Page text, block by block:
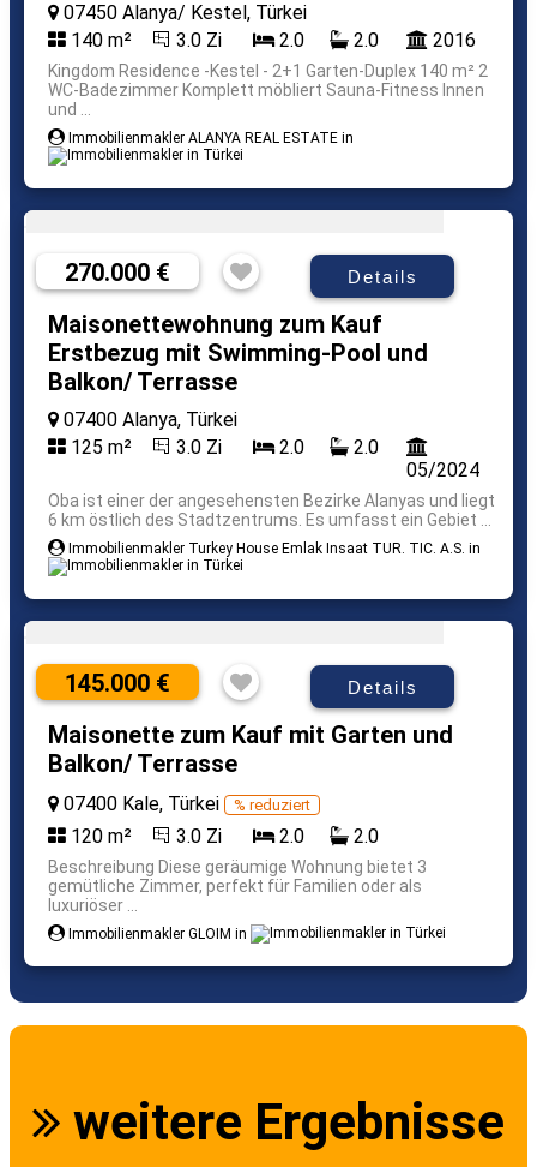
07450 Alanya/ Kestel, Türkei
140 m²
3.0 Zi 2.0 2.0 2016
Kingdom Residence -Kestel - 2+1 Garten-Duplex 140 m² 2
WC-Badezimmer Komplett möbliert Sauna-Fitness Innen
und ...
Immobilienmakler ALANYA REAL ESTATE in
270.000 € Details
Maisonettewohnung zum Kauf
Erstbezug mit Swimming-Pool und
Balkon/ Terrasse
07400 Alanya, Türkei
125 m²
3.0 Zi 2.0
2.0
05/2024
Oba ist einer der angesehensten Bezirke Alanyas und liegt
6 km östlich des Stadtzentrums. Es umfasst ein Gebiet ...
Immobilienmakler Turkey House Emlak Insaat TUR. TIC. A.S. in
145.000 € Details
Maisonette zum Kauf mit Garten und
Balkon/ Terrasse
07400 Kale, Türkei % reduziert
120 m² 3.0 Zi 2.0 2.0
Beschreibung Diese geräumige Wohnung bietet 3
gemütliche Zimmer, perfekt für Familien oder als
luxuriöser ...
Immobilienmakler GLOIM in
weitere Ergebnisse